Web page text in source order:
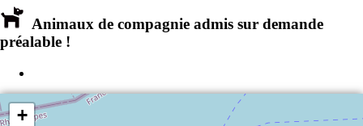
Animaux de compagnie admis sur demande
préalable !
+